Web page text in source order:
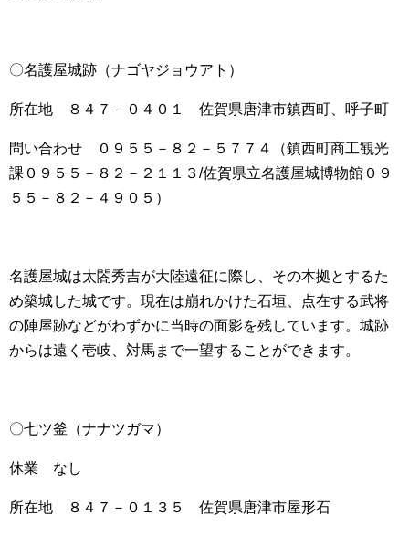
〇名護屋城跡（ナゴヤジョウアト）
所在地 ８４７－０４０１ 佐賀県唐津市鎮西町、呼子町
問い合わせ ０９５５－８２－５７７４（鎮西町商工観光
課０９５５－８２－２１１３/佐賀県立名護屋城博物館０９
５５－８２－４９０５）
名護屋城は太閤秀吉が大陸遠征に際し、その本拠とするた
め築城した城です。現在は崩れかけた石垣、点在する武将
の陣屋跡などがわずかに当時の面影を残しています。城跡
からは遠く壱岐、対馬まで一望することができます。
〇七ツ釜（ナナツガマ）
休業 なし
所在地 ８４７－０１３５ 佐賀県唐津市屋形石